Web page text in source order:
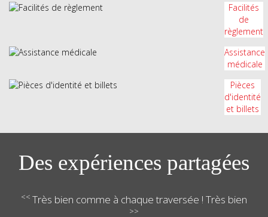
Facilités
de
règlement
Assistance
médicale
Pièces
d'identité
et billets
Des expériences partagées
<< Très bien comme à chaque traversée ! Très bien
>>